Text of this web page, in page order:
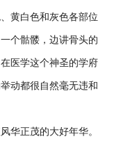
黄白色和灰色各部位
个骷髅，边讲骨头的
医学这个神圣的学府
动都很自然毫无违和
正茂的大好年华。